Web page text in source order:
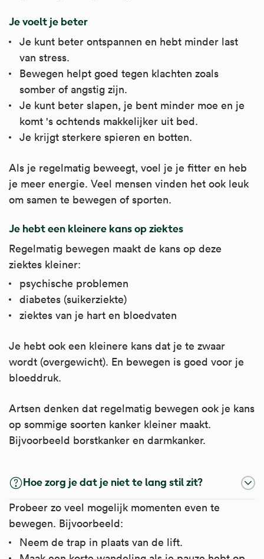
Je voelt je beter
Je kunt beter ontspannen en hebt minder last
van stress.
Bewegen helpt goed tegen klachten zoals
somber of angstig zijn.
Je kunt beter slapen, je bent minder moe en je
komt 's ochtends makkelijker uit bed.
Je krijgt sterkere spieren en botten.
Als je regelmatig beweegt, voel je je fitter en heb
je meer energie. Veel mensen vinden het ook leuk
om samen te bewegen of sporten.
Je hebt een kleinere kans op ziektes
Regelmatig bewegen maakt de kans op deze
ziektes kleiner:
psychische problemen
diabetes (suikerziekte)
ziektes van je hart en bloedvaten
Je hebt ook een kleinere kans dat je te zwaar
wordt (overgewicht). En bewegen is goed voor je
bloeddruk.
Artsen denken dat regelmatig bewegen ook je kans
op sommige soorten kanker kleiner maakt.
Bijvoorbeeld borstkanker en darmkanker.
Hoe zorg je dat je niet te lang stil zit?
Probeer zo veel mogelijk momenten even te
bewegen. Bijvoorbeeld:
Neem de trap in plaats van de lift.